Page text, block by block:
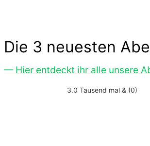
Die 3 neuesten
— Hier entdeckt ihr alle unsere
3.0 Tausend mal & (0)